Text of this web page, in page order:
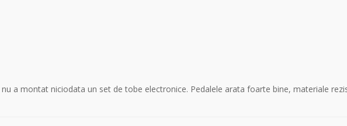
a montat niciodata un set de tobe electronice. Pedalele arata foarte bine, materiale